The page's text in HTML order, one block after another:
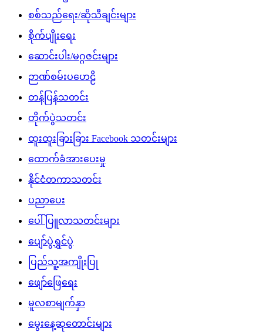
စစ်သည်ရေး/ဆိုသီချင်းများ
စိုက်ပျိုးရေး
ဆောင်းပါး/မဂ္ဂဇင်းများ
ဉာဏ်စမ်းပဟေဠိ
တန်ပြန်သတင်း
တိုက်ပွဲသတင်း
ထူးထူးခြားခြား Facebook သတင်းများ
ထောက်ခံအားပေးမှု
နိုင်ငံတကာသတင်း
ပညာပေး
ပေါ်ပြူလာသတင်းများ
ပျော်ပွဲရွှင်ပွဲ
ပြည်သူ့အကျိုးပြု
ဖျော်ဖြေရေး
မူလစာမျက်နှာ
မွေးနေ့ဆုတောင်းများ